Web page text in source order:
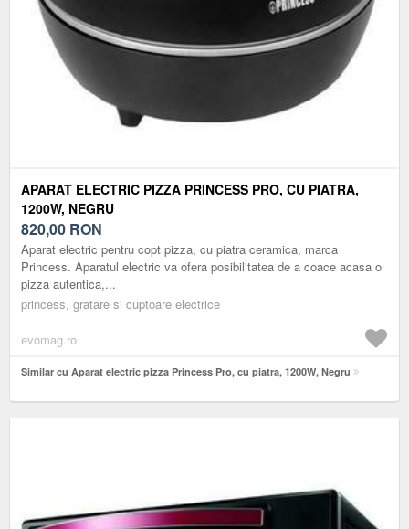
APARAT ELECTRIC PIZZA PRINCESS PRO, CU PIATRA,
1200W, NEGRU
820,00 RON
Aparat electric pentru copt pizza, cu piatra ceramica, marca
Princess. Aparatul electric va ofera posibilitatea de a coace acasa o
pizza autentica,...
princess, gratare si cuptoare electrice
evomag.ro
Similar cu Aparat electric pizza Princess Pro, cu piatra, 1200W, Negru